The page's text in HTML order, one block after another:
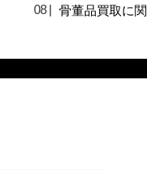
骨董品買取に